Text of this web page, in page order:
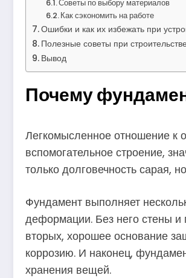
Советы по выбору материалов
Как сэкономить на работе
Ошибки и как их избежать при
Полезные советы при
Вывод
Почему
Легкомысленное отношение к
вспомогательное строение,
только долговечность сарая,
Фундамент выполняет
деформации. Без него стены и
вторых, хорошее основание
коррозию. И наконец,
хранения вещей.